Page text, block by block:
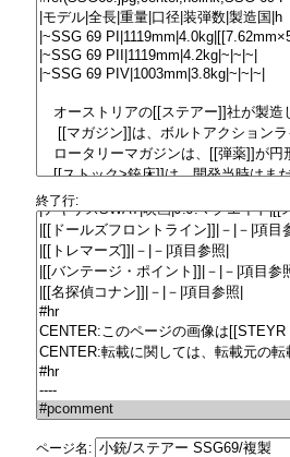
終了行:
ページ名: